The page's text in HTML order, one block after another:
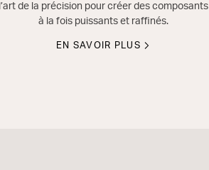
l’art de la précision pour créer des composants
à la fois puissants et raffinés.
EN SAVOIR PLUS